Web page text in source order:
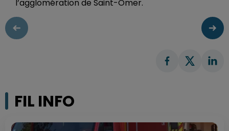
l’agglomération de Saint-Omer.
FIL INFO